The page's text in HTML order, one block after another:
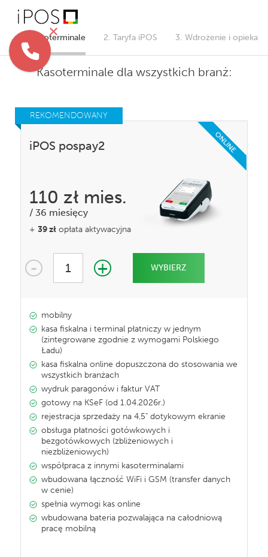
1. Kasoterminale 2. Taryfa iPOS 3. Wdrożenie i opieka
Kasoterminale dla wszystkich branż:
REKOMENDOWANY
ONLINE
iPOS pospay2
110 zł mies.
/ 36 miesięcy
+ 39 zł opłata aktywacyjna
- 1 + WYBIERZ
mobilny
kasa fiskalna i terminal płatniczy w jednym
(zintegrowane zgodnie z wymogami Polskiego
Ładu)
kasa fiskalna online dopuszczona do stosowania we
wszystkich branżach
wydruk paragonów i faktur VAT
gotowy na KSeF (od 1.04.2026r.)
rejestracja sprzedaży na 4,5" dotykowym ekranie
obsługa płatności gotówkowych i
bezgotówkowych (zbliżeniowych i
niezbliżeniowych)
współpraca z innymi kasoterminalami
wbudowana łączność WiFi i GSM (transfer danych
w cenie)
spełnia wymogi kas online
wbudowana bateria pozwalająca na całodniową
pracę mobilną